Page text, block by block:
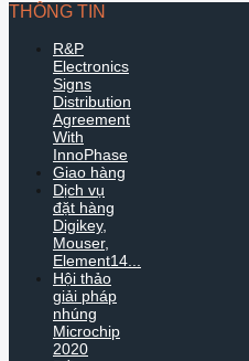
THÔNG TIN
R&P
Electronics
Signs
Distribution
Agreement
With
InnoPhase
Giao hàng
Dịch vụ
đặt hàng
Digikey,
Mouser,
Element14...
Hội thảo
giải pháp
nhúng
Microchip
2020